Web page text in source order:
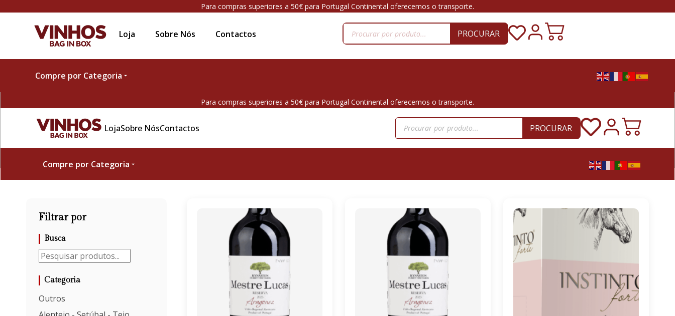
Para compras superiores a 50€ para Portugal Continental oferecemos o transporte.
Loja Sobre Nós Contactos PROCURAR
Compre por Categoria
Para compras superiores a 50€ para Portugal Continental oferecemos o transporte.
LojaSobre NósContactos PROCURAR
Compre por Categoria
Filtrar por
Busca
Categoria
Outros